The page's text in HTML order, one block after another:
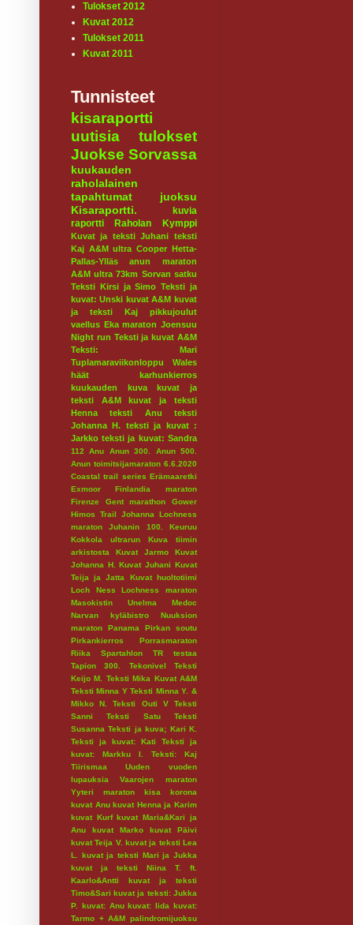
Tulokset 2012
Kuvat 2012
Tulokset 2011
Kuvat 2011
Tunnisteet
kisaraportti
uutisia
tulokset
Juokse Sorvassa
kuukauden
raholalainen
tapahtumat
juoksu
Kisaraportti.
kuvia
raportti
Raholan Kymppi
Kuvat ja teksti Juhani teksti
Kaj A&M ultra Cooper Hetta-
Pallas-Ylläs
anun maraton
A&M ultra 73km Sorvan satku
Teksti Kirsi ja Simo Teksti ja
kuvat: Unski kuvat A&M kuvat
ja teksti Kaj
pikkujoulut
vaellus Eka maraton Joensuu
Night run Teksti ja kuvat A&M
Teksti: Mari
Tuplamaraviikonloppu
Wales
häät
karhunkierros
kuukauden kuva
kuvat ja
teksti A&M
kuvat ja teksti
Henna
teksti Anu
teksti
Johanna H. teksti ja kuvat :
Jarkko teksti ja kuvat: Sandra
112 Anu Anun 300.
Anun 500.
Anun toimitsijamaraton 6.6.2020
Coastal trail series Erämaaretki
Exmoor
Finlandia maraton
Firenze
Gent marathon
Gower
Himos Trail
Johanna Lochness
maraton
Juhanin 100.
Keuruu
Kokkola ultrarun
Kuva tiimin
arkistosta
Kuvat Jarmo
Kuvat
Johanna H.
Kuvat Juhani Kuvat
Teija ja Jatta
Kuvat huoltotiimi
Loch Ness
Lochness maraton
Masokistin Unelma
Medoc
Narvan kyläbistro
Nuuksion
maraton
Panama
Pirkan soutu
Pirkankierros
Porrasmaraton
Riika
Spartahlon
TR testaa
Tapion 300.
Tekonivel
Teksti
Keijo M.
Teksti Mika Kuvat A&M
Teksti Minna Y Teksti Minna Y. &
Mikko N.
Teksti Outi V
Teksti
Sanni
Teksti Satu
Teksti
Susanna Teksti ja kuva; Kari K.
Teksti ja kuvat: Kati
Teksti ja
kuvat: Markku I.
Teksti: Kaj
Tiirismaa
Uuden vuoden
lupauksia
Vaarojen maraton
Yyteri maraton
kisa
korona
kuvat Anu kuvat Henna ja Karim
kuvat Kurf kuvat Maria&Kari ja
Anu
kuvat Marko
kuvat Päivi
kuvat Teija V. kuvat ja teksti Lea
L.
kuvat ja teksti Mari ja Jukka
kuvat ja teksti Niina T. ft.
Kaarlo&Antti
kuvat ja teksti
Timo&Sari kuvat ja teksti: Jukka
P.
kuvat: Anu kuvat: Iida kuvat:
Tarmo + A&M palindromijuoksu